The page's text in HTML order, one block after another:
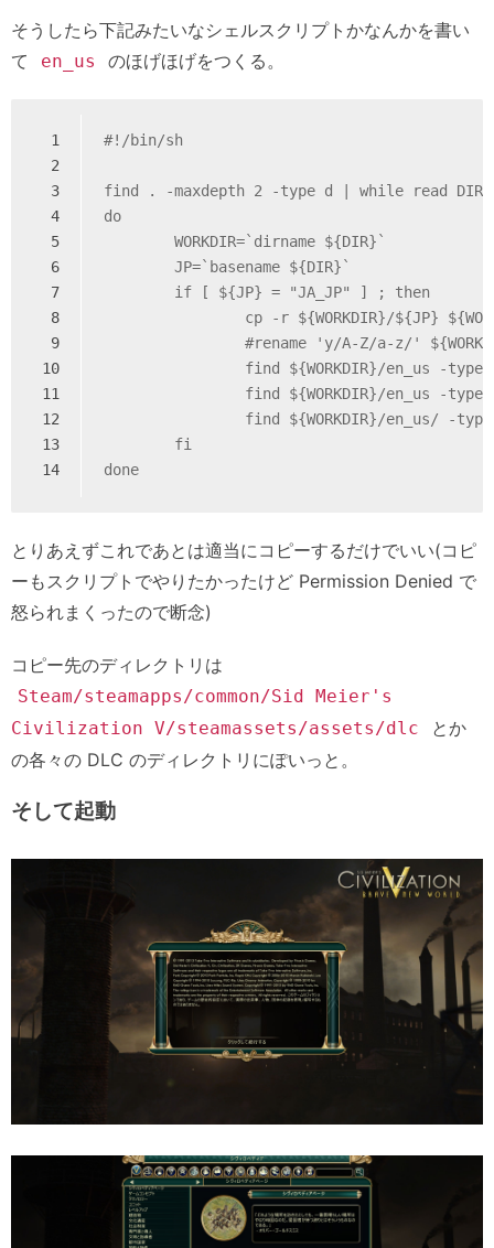
そうしたら下記みたいなシェルスクリプトかなんかを書い
て
en_us のほげほげをつくる。
1
2
3
4
5
6
7
8
9
10
11
12
13
14
#!/bin/sh
find . -maxdepth 2 -type d | while read DIR
do
        WORKDIR=`dirname ${DIR}`
        JP=`basename ${DIR}`
        if [ ${JP} = "JA_JP" ] ; then
cp -r ${WORKDIR}/${JP}
#rename 'y/A-Z/a-z/'
find ${WORKDIR}/en_us -type
find ${WORKDIR}/en_us -type
find ${WORKDIR}/en_us/ -
        fi
done
とりあえずこれであとは適当にコピーするだけでいい(コピ
ーもスクリプトでやりたかったけど Permission Denied で
怒られまくったので断念)
コピー先のディレクトリは
Steam/steamapps/common/Sid Meier's
Civilization V/steamassets/assets/dlc
とか
の各々の DLC のディレクトリにぽいっと。
そして起動